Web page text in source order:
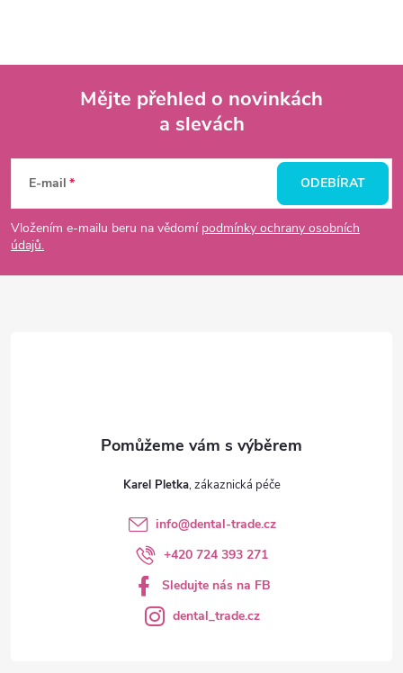
p
a
Mějte přehled o novinkách
a slevách
E-mail
Vložením e-mailu beru na vědomí podmínky ochrany osobních
údajů.
ODEBÍRAT
Karel Pletka
info@dental-trade.cz
+420 724 393 271
Sledujte nás na FB
dental_trade.cz